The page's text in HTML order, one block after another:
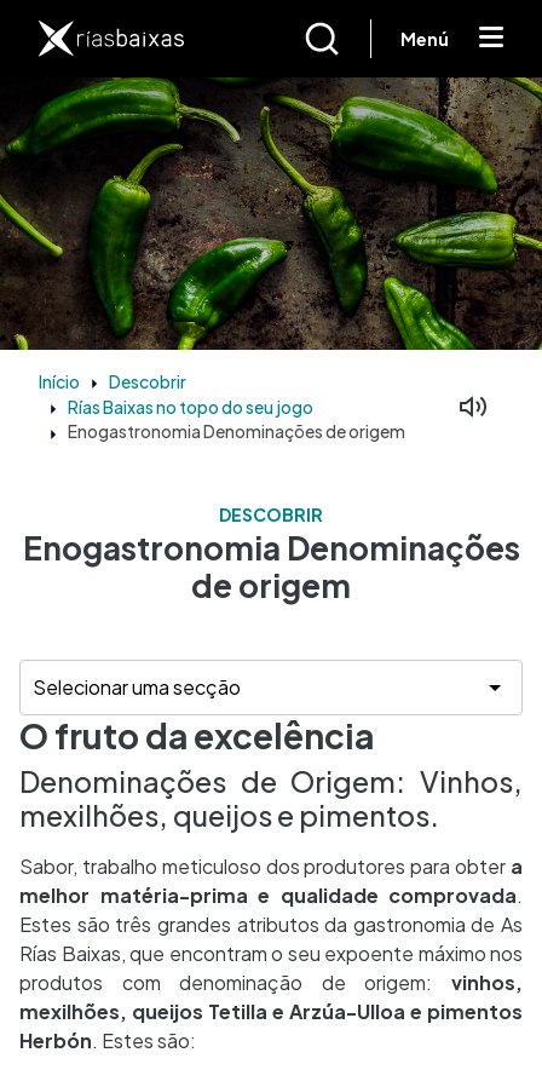
Menú
Início
Descobrir
Rías Baixas no topo do seu jogo
Enogastronomia Denominações de origem
DESCOBRIR
Enogastronomia Denominações
de origem
O fruto da excelência
Denominações de Origem: Vinhos,
mexilhões, queijos e pimentos.
Sabor, trabalho meticuloso dos produtores para obter a
melhor matéria-prima e qualidade comprovada.
Estes são três grandes atributos da gastronomia de As
Rías Baixas, que encontram o seu expoente máximo nos
produtos com denominação de origem: vinhos,
mexilhões, queijos Tetilla e Arzúa-Ulloa e pimentos
Herbón. Estes são: